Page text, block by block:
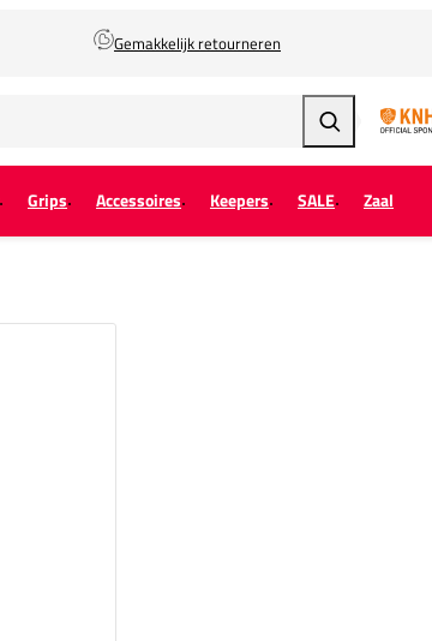
Gemakkelijk retourneren
Zoeken
Grips Accessoires Keepers SALE Zaal